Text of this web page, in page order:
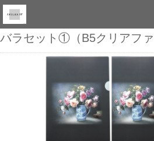
バラセット①（B5クリアファ